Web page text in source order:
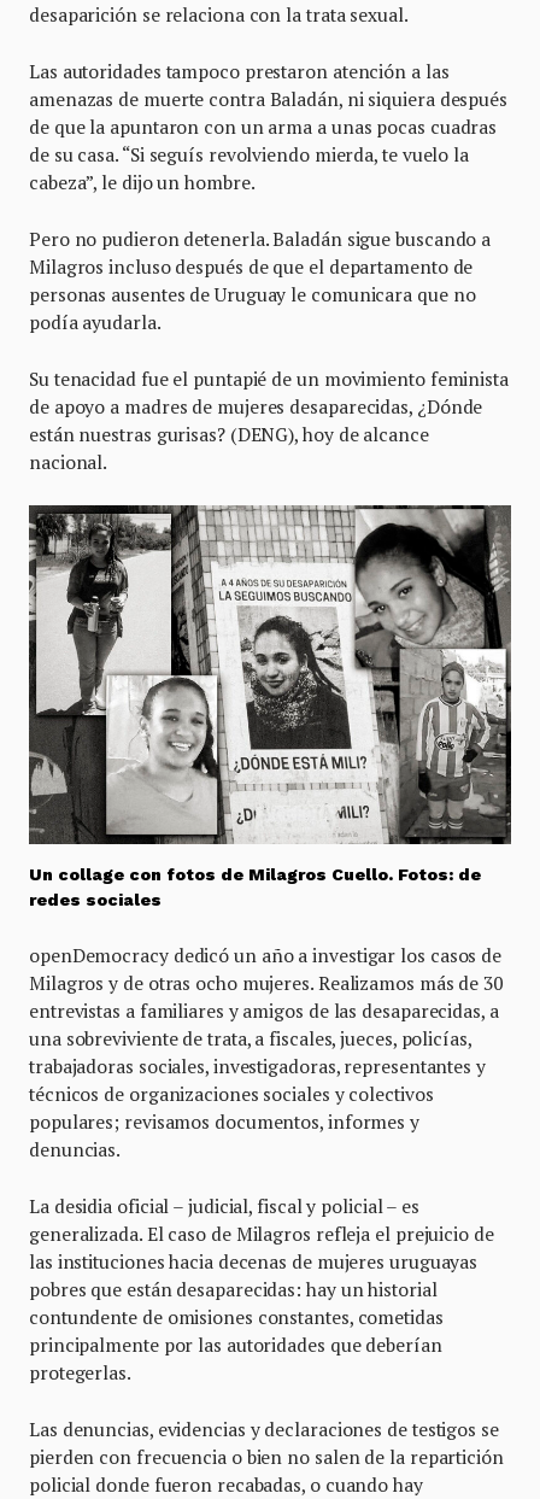
desaparición se relaciona con la trata sexual.
Las autoridades tampoco prestaron atención a las
amenazas de muerte contra Baladán, ni siquiera después
de que la apuntaron con un arma a unas pocas cuadras
de su casa. “Si seguís revolviendo mierda, te vuelo la
cabeza”, le dijo un hombre.
Pero no pudieron detenerla. Baladán sigue buscando a
Milagros incluso después de que el departamento de
personas ausentes de Uruguay le comunicara que no
podía ayudarla.
Su tenacidad fue el puntapié de un movimiento feminista
de apoyo a madres de mujeres desaparecidas, ¿Dónde
están nuestras gurisas? (DENG), hoy de alcance
nacional.
Un collage con fotos de Milagros Cuello. Fotos: de
redes sociales
openDemocracy dedicó un año a investigar los casos de
Milagros y de otras ocho mujeres. Realizamos más de 30
entrevistas a familiares y amigos de las desaparecidas, a
una sobreviviente de trata, a fiscales, jueces, policías,
trabajadoras sociales, investigadoras, representantes y
técnicos de organizaciones sociales y colectivos
populares; revisamos documentos, informes y
denuncias.
La desidia oficial – judicial, fiscal y policial – es
generalizada. El caso de Milagros refleja el prejuicio de
las instituciones hacia decenas de mujeres uruguayas
pobres que están desaparecidas: hay un historial
contundente de omisiones constantes, cometidas
principalmente por las autoridades que deberían
protegerlas.
Las denuncias, evidencias y declaraciones de testigos se
pierden con frecuencia o bien no salen de la repartición
policial donde fueron recabadas, o cuando hay